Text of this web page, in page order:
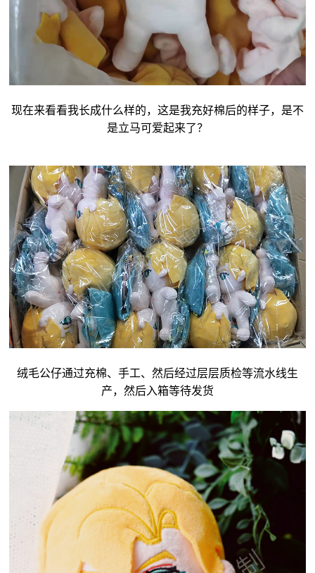
现在来看看我长成什么样的，这是我充好棉后的样子，是不
是立马可爱起来了？
绒毛公仔通过充棉、手工、然后经过层层质检等流水线生
产，然后入箱等待发货